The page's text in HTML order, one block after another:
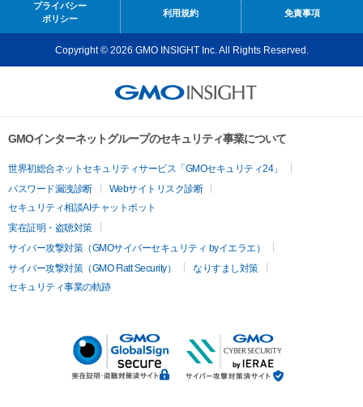
プライバシー
ポリシー
利用規約 免責事項
Copyright © 2026 GMO INSIGHT Inc. All Rights Reserved.
GMOインターネットグループのセキュリティ事業について
世界初総合ネットセキュリティサービス「GMOセキュリティ24」
パスワード漏洩診断
Webサイトリスク診断
セキュリティ相談AIチャットボット
実在証明・盗聴対策
サイバー攻撃対策（GMOサイバーセキュリティ byイエラエ）
サイバー攻撃対策（GMO Flatt Security）
なりすまし対策
セキュリティ事業の軌跡